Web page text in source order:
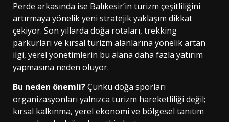
Perde arkasında ise Balıkesir’in turizm çeşitliliğini
artırmaya yönelik yeni stratejik yaklaşım dikkat
çekiyor. Son yıllarda doğa rotaları, trekking
parkurları ve kırsal turizm alanlarına yönelik artan
ilgi, yerel yönetimlerin bu alana daha fazla yatırım
yapmasına neden oluyor.
Bu neden önemli?Çünkü doğa sporları
organizasyonları yalnızca turizm hareketliliği değil;
kırsal kalkınma, yerel ekonomi ve bölgesel tanıtım